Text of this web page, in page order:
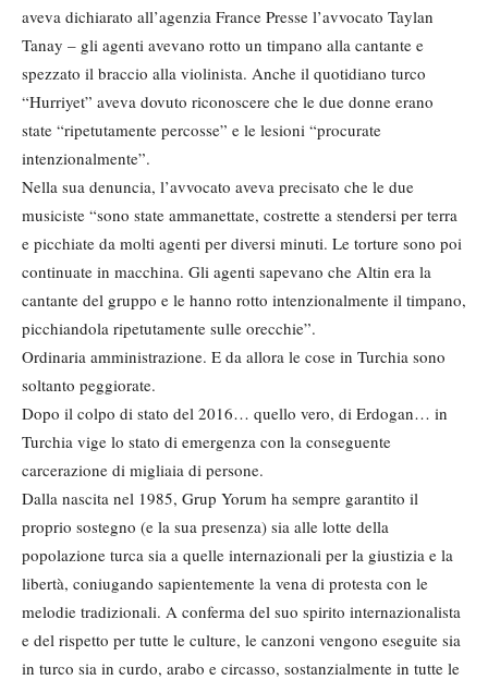
aveva dichiarato all’agenzia France Presse l’avvocato Taylan
Tanay – gli agenti avevano rotto un timpano alla cantante e
spezzato il braccio alla violinista. Anche il quotidiano turco
“Hurriyet” aveva dovuto riconoscere che le due donne erano
state “ripetutamente percosse” e le lesioni “procurate
intenzionalmente”.
Nella sua denuncia, l’avvocato aveva precisato che le due
musiciste “sono state ammanettate, costrette a stendersi per terra
e picchiate da molti agenti per diversi minuti. Le torture sono poi
continuate in macchina. Gli agenti sapevano che Altin era la
cantante del gruppo e le hanno rotto intenzionalmente il timpano,
picchiandola ripetutamente sulle orecchie”.
Ordinaria amministrazione. E da allora le cose in Turchia sono
soltanto peggiorate.
Dopo il colpo di stato del 2016… quello vero, di Erdogan… in
Turchia vige lo stato di emergenza con la conseguente
carcerazione di migliaia di persone.
Dalla nascita nel 1985, Grup Yorum ha sempre garantito il
proprio sostegno (e la sua presenza) sia alle lotte della
popolazione turca sia a quelle internazionali per la giustizia e la
libertà, coniugando sapientemente la vena di protesta con le
melodie tradizionali. A conferma del suo spirito internazionalista
e del rispetto per tutte le culture, le canzoni vengono eseguite sia
in turco sia in curdo, arabo e circasso, sostanzialmente in tutte le